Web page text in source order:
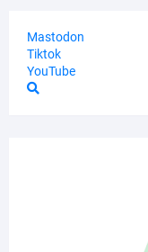
Mastodon
Tiktok
YouTube